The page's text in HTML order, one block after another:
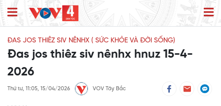
ĐAS JOS THIÊZ SIV NÊNHX ( SỨC KHỎE VÀ ĐỜI SỐNG)
Đas jos thiêz siv nênhx hnuz 15-4-
2026
Thứ tư, 11:05, 15/04/2026 VOV Tây Bắc